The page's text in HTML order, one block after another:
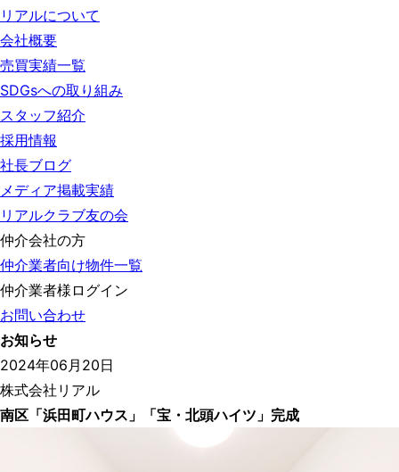
リアルについて
会社概要
売買実績一覧
SDGsへの取り組み
スタッフ紹介
採用情報
社長ブログ
メディア掲載実績
リアルクラブ友の会
仲介会社の方
仲介業者向け物件一覧
仲介業者様ログイン
お問い合わせ
お知らせ
2024年06月20日
株式会社リアル
南区「浜田町ハウス」「宝・北頭ハイツ」完成